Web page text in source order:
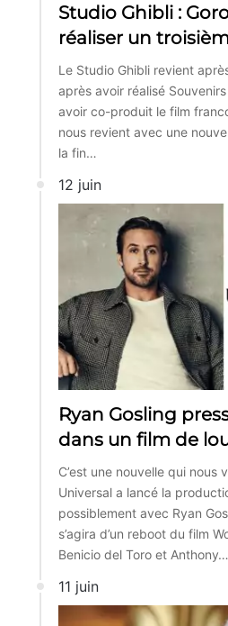
Studio Ghibli :
réaliser un
Le Studio Ghibli revient
après avoir réalisé
avoir co-produit le film
nous revient avec une
la fin…
12 juin
Ryan Gosling
dans un film de
C’est une nouvelle qui nous
Universal a lancé la
possiblement avec Ryan
s’agira d’un reboot du film
Benicio del Toro et Anthony…
11 juin